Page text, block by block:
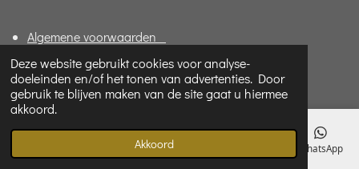
Deze website gebruikt cookies voor analyse-
doeleinden en/of het tonen van advertenties. Door
gebruik te blijven maken van de site gaat u hiermee
akkoord.
Akkoord
Algemene voorwaarden
Retourneren en garantie
FAQ
Telefoonnummer WhatsApp